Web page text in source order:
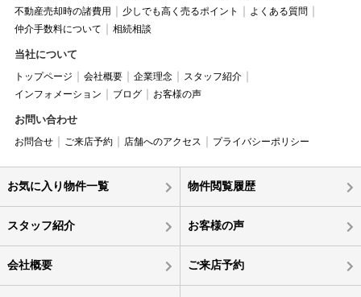
不動産売却時の諸費用
少しでも高く売るポイント
よくある質問
仲介手数料について
相続相談
当社について
トップページ 会社概要 企業理念
スタッフ紹介
インフォメーション
ブログ お客様の声
お問い合わせ
お問合せ ご来店予約 店舗へのアクセス プライバシーポリシー
お気に入り物件一覧 物件閲覧履歴
スタッフ紹介 お客様の声
会社概要 ご来店予約